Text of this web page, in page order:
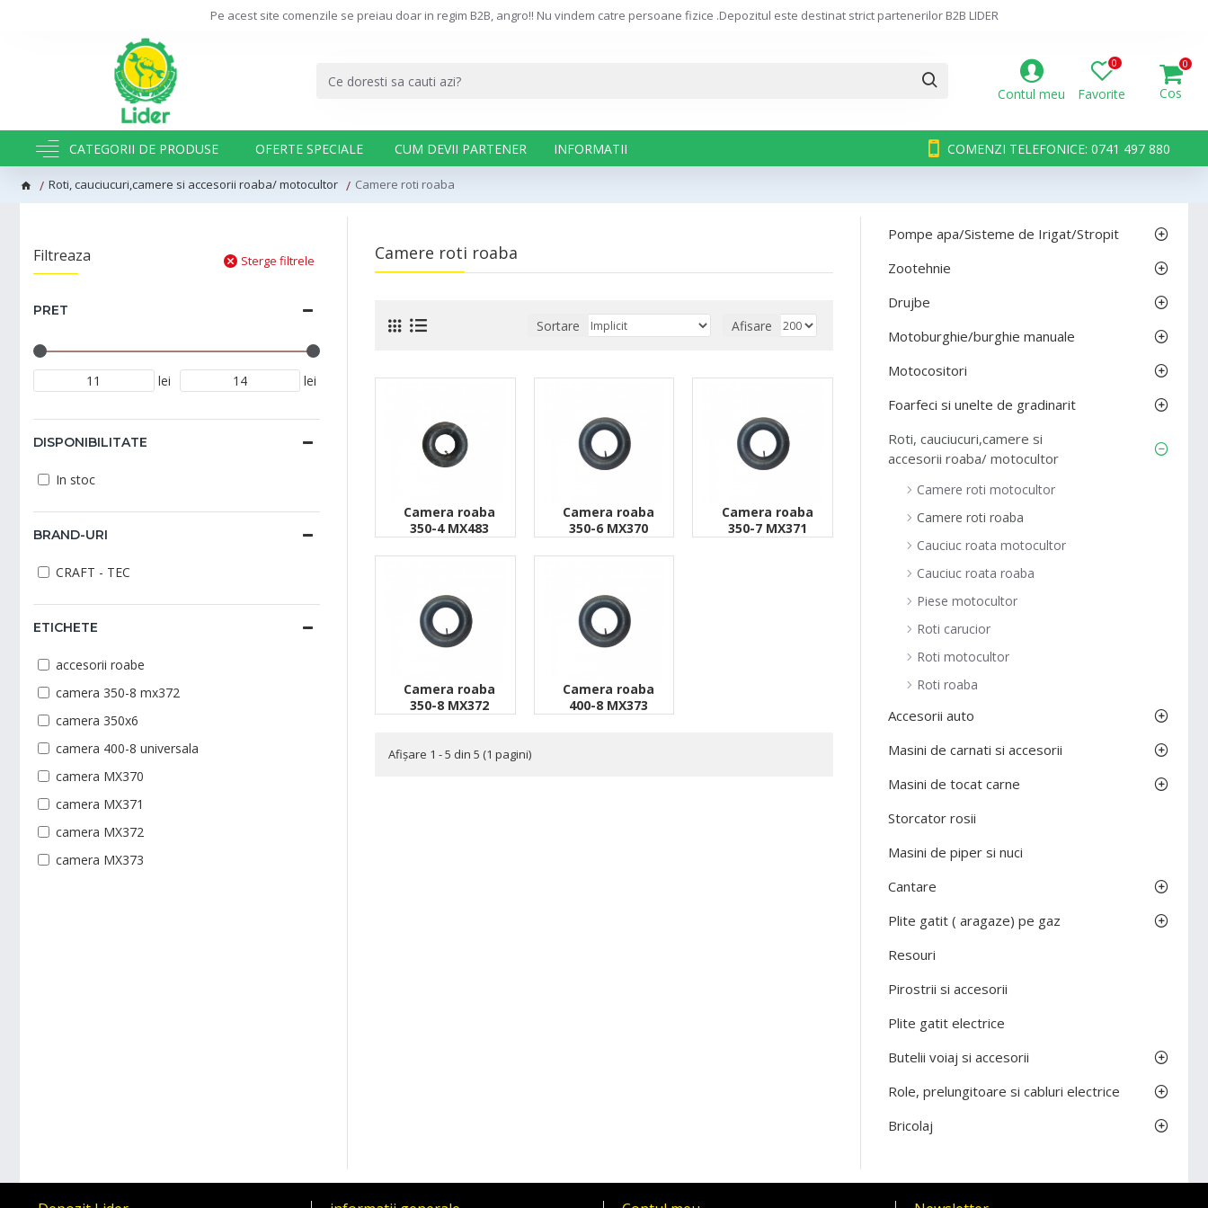
Pe acest site comenzile se preiau doar in regim B2B, angro!! Nu vindem catre persoane fizice .Depozitul este destinat strict partenerilor B2B LIDER
Contul meu Favorite
0
Cos
0
CATEGORII DE PRODUSE OFERTE SPECIALE CUM DEVII PARTENER INFORMATII COMENZI TELEFONICE: 0741 497 880
Roti, cauciucuri,camere si accesorii roaba/ motocultor Camere roti roaba
Filtreaza Sterge filtrele
PRET
lei lei
BRAND-URI
CRAFT - TEC
ETICHETE
accesorii roabe
camera 350-8 mx372
camera 350x6
camera 400-8 universala
camera MX370
camera MX371
camera MX372
camera MX373
DISPONIBILITATE
In stoc
Camere roti roaba
Sortare Afisare
Camera roaba
350-4 MX483
Camera roaba
350-6 MX370
Camera roaba
350-7 MX371
Camera roaba
350-8 MX372
Camera roaba
400-8 MX373
Afişare 1 - 5 din 5 (1 pagini)
Pompe apa/Sisteme de Irigat/Stropit
Zootehnie
Drujbe
Motoburghie/burghie manuale
Motocositori
Foarfeci si unelte de gradinarit
Roti, cauciucuri,camere si
accesorii roaba/ motocultor
Camere roti motocultor
Camere roti roaba
Cauciuc roata motocultor
Cauciuc roata roaba
Piese motocultor
Roti carucior
Roti motocultor
Roti roaba
Accesorii auto
Masini de carnati si accesorii
Masini de tocat carne
Storcator rosii
Masini de piper si nuci
Cantare
Plite gatit ( aragaze) pe gaz
Resouri
Pirostrii si accesorii
Plite gatit electrice
Butelii voiaj si accesorii
Role, prelungitoare si cabluri electrice
Bricolaj